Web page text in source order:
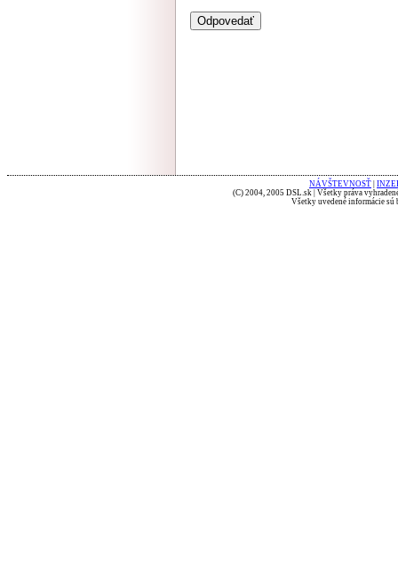
NÁVŠTEVNOSŤ
(C) 2004, 2005 DSL.sk | Všetky práva
Všetky uvedené informácie sú